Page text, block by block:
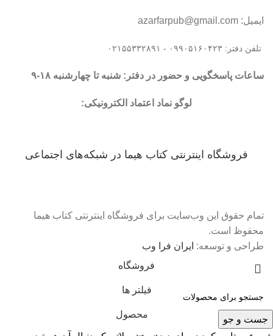
ایمیل: azarfarpub@gmail.com
تلفن دفتر: ۰۹۹۰۵۱۶۰۴۲۳ - ۰۲۱۵۵۳۳۲۸۹۱
ساعات پاسخگویی و حضور در دفتر: شنبه تا چهارشنبه ۱۸-۹
لوگو نماد اعتماد الکترونیکی:
فروشگاه اینترنتی کتاب هیما در شبکه‌‌های اجتماعی
تمام حقوق این وب‌سایت برای فروشگاه اینترنتی کتاب هیما
محفوظ است.
طراحی و توسعه: ایران فرا وب
جست و جو
فروشگاه
فیلتر ها
محصول